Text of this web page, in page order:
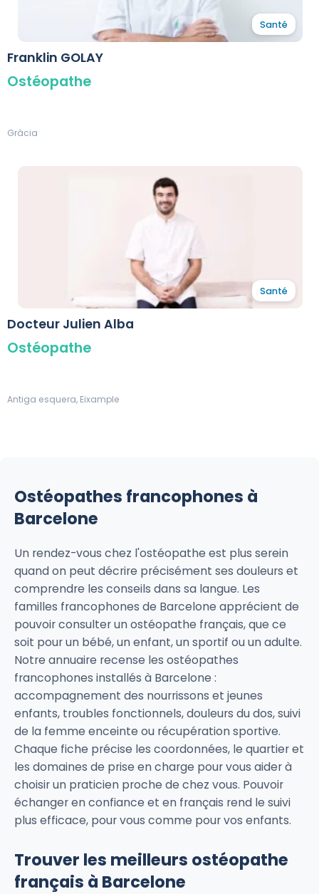
Santé
Franklin GOLAY
Ostéopathe
Gràcia
Santé
Docteur Julien Alba
Ostéopathe
Antiga esquera, Eixample
Ostéopathes francophones à
Barcelone
Un rendez-vous chez l'ostéopathe est plus serein
quand on peut décrire précisément ses douleurs et
comprendre les conseils dans sa langue. Les
familles francophones de Barcelone apprécient de
pouvoir consulter un ostéopathe français, que ce
soit pour un bébé, un enfant, un sportif ou un adulte.
Notre annuaire recense les ostéopathes
francophones installés à Barcelone :
accompagnement des nourrissons et jeunes
enfants, troubles fonctionnels, douleurs du dos, suivi
de la femme enceinte ou récupération sportive.
Chaque fiche précise les coordonnées, le quartier et
les domaines de prise en charge pour vous aider à
choisir un praticien proche de chez vous. Pouvoir
échanger en confiance et en français rend le suivi
plus efficace, pour vous comme pour vos enfants.
Trouver les meilleurs ostéopathe
français à Barcelone